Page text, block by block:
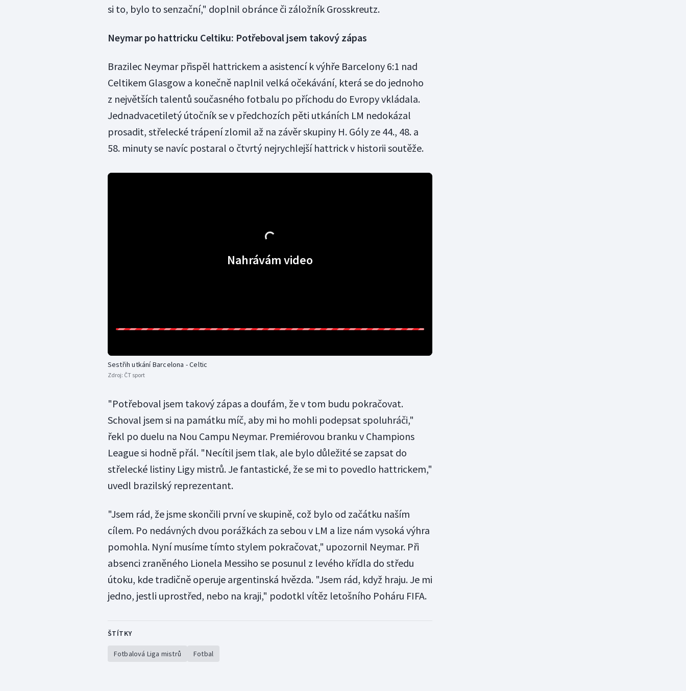
si to, bylo to senzační," doplnil obránce či záložník Grosskreutz.
Neymar po hattricku Celtiku: Potřeboval jsem takový zápas
Brazilec Neymar přispěl hattrickem a asistencí k výhře Barcelony 6:1 nad
Celtikem Glasgow a konečně naplnil velká očekávání, která se do jednoho
z největších talentů současného fotbalu po příchodu do Evropy vkládala.
Jednadvacetiletý útočník se v předchozích pěti utkáních LM nedokázal
prosadit, střelecké trápení zlomil až na závěr skupiny H. Góly ze 44., 48. a
58. minuty se navíc postaral o čtvrtý nejrychlejší hattrick v historii soutěže.
Nahrávám video
Sestřih utkání Barcelona - Celtic
Zdroj: ČT sport
"Potřeboval jsem takový zápas a doufám, že v tom budu pokračovat.
Schoval jsem si na památku míč, aby mi ho mohli podepsat spoluhráči,"
řekl po duelu na Nou Campu Neymar. Premiérovou branku v Champions
League si hodně přál. "Necítil jsem tlak, ale bylo důležité se zapsat do
střelecké listiny Ligy mistrů. Je fantastické, že se mi to povedlo hattrickem,"
uvedl brazilský reprezentant.
"Jsem rád, že jsme skončili první ve skupině, což bylo od začátku naším
cílem. Po nedávných dvou porážkách za sebou v LM a lize nám vysoká výhra
pomohla. Nyní musíme tímto stylem pokračovat," upozornil Neymar. Při
absenci zraněného Lionela Messiho se posunul z levého křídla do středu
útoku, kde tradičně operuje argentinská hvězda. "Jsem rád, když hraju. Je mi
jedno, jestli uprostřed, nebo na kraji," podotkl vítěz letošního Poháru FIFA.
ŠTÍTKY
Fotbalová Liga mistrů Fotbal